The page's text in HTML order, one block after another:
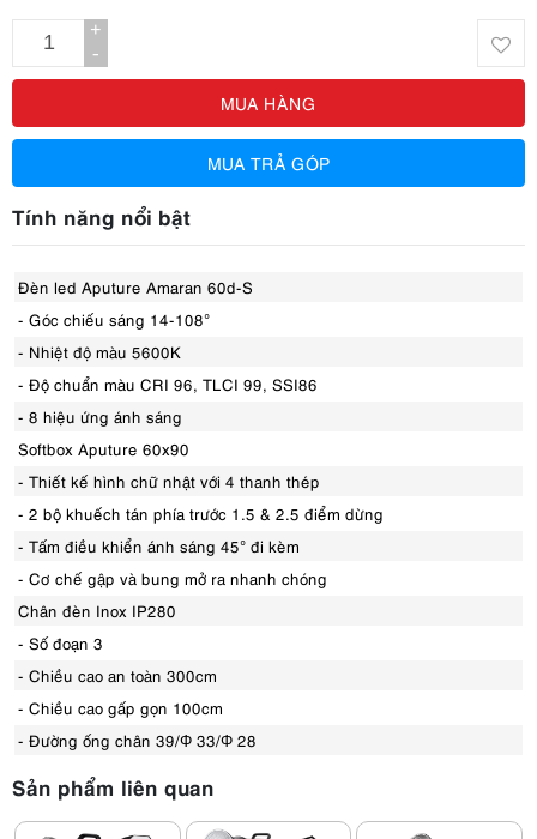
+
-
MUA HÀNG
MUA TRẢ GÓP
Tính năng nổi bật
Đèn led Aputure Amaran 60d-S
- Góc chiếu sáng 14-108°
- Nhiệt độ màu 5600K
- Độ chuẩn màu CRI 96, TLCI 99, SSI86
- 8 hiệu ứng ánh sáng
Softbox Aputure 60x90
- Thiết kế hình chữ nhật với 4 thanh thép
- 2 bộ khuếch tán phía trước 1.5 & 2.5 điểm dừng
- Tấm điều khiển ánh sáng 45° đi kèm
- Cơ chế gập và bung mở ra nhanh chóng
Chân đèn Inox IP280
- Số đoạn 3
- Chiều cao an toàn 300cm
- Chiều cao gấp gọn 100cm
- Đường ống chân 39/Φ 33/Φ 28
Sản phẩm liên quan